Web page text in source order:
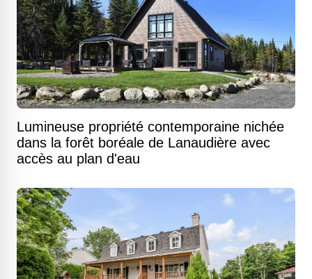
Lumineuse propriété contemporaine nichée
dans la forêt boréale de Lanaudière avec
accès au plan d'eau